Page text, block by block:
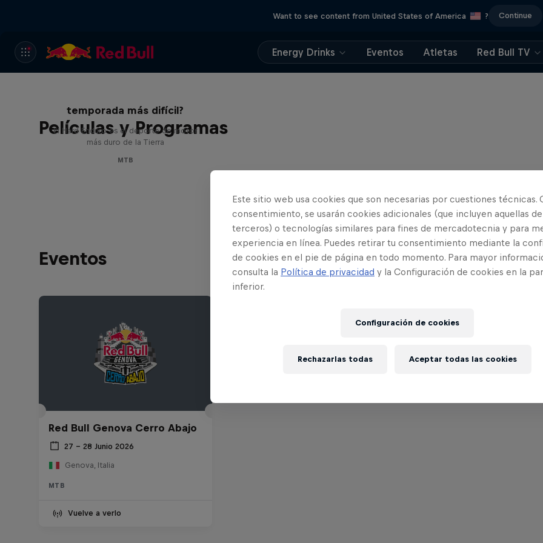
Want to see content from United States of America ? Continue
Energy Drinks Eventos Atletas Red Bull TV
Películas y Programas
temporada más difícil?
El Hard Enduro es el deporte de motor
más duro de la Tierra
MTB
Eventos
Red Bull Genova Cerro Abajo
27 – 28 Junio 2026
Genova, Italia
MTB
Vuelve a verlo
Este sitio web usa cookies que son necesarias por cuestiones técnicas.
consentimiento, se usarán cookies adicionales (que incluyen aquellas de
terceros) o tecnologías similares para fines de mercadotecnia y para
experiencia en línea. Puedes retirar tu consentimiento mediante la
de cookies en el pie de página en todo momento. Para mayor
consulta la Política de privacidad y la Configuración de cookies en la
inferior.
Configuración de cookies
Rechazarlas todas Aceptar todas las cookies